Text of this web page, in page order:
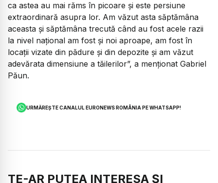
ca astea au mai răms în picoare și este persiune
extraordinară asupra lor. Am văzut asta săptămâna
aceasta și săptămâna trecută când au fost acele razii
la nivel național am fost și noi aproape, am fost în
locații vizate din pădure și din depozite și am văzut
adevărata dimensiune a tăilerilor”, a menționat Gabriel
Păun.
URMĂREȘTE CANALUL EURONEWS ROMÂNIA PE WHATSAPP!
TE-AR PUTEA INTERESA ȘI